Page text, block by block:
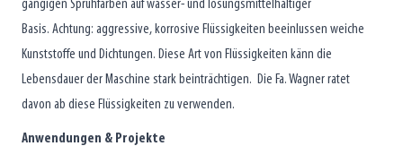
gängigen Sprühfarben auf wasser- und lösungsmittelhaltiger
Basis. Achtung: aggressive, korrosive Flüssigkeiten beeinlussen weiche
Kunststoffe und Dichtungen. Diese Art von Flüssigkeiten känn die
Lebensdauer der Maschine stark beinträchtigen. Die Fa. Wagner ratet
davon ab diese Flüssigkeiten zu verwenden.
Anwendungen & Projekte